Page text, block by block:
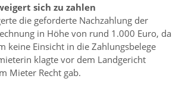
sich zu zahlen
die geforderte Nachzahlung der
in Höhe von rund 1.000 Euro, da
keine Einsicht in die Zahlungsbelege
klagte vor dem Landgericht
Mieter Recht gab.